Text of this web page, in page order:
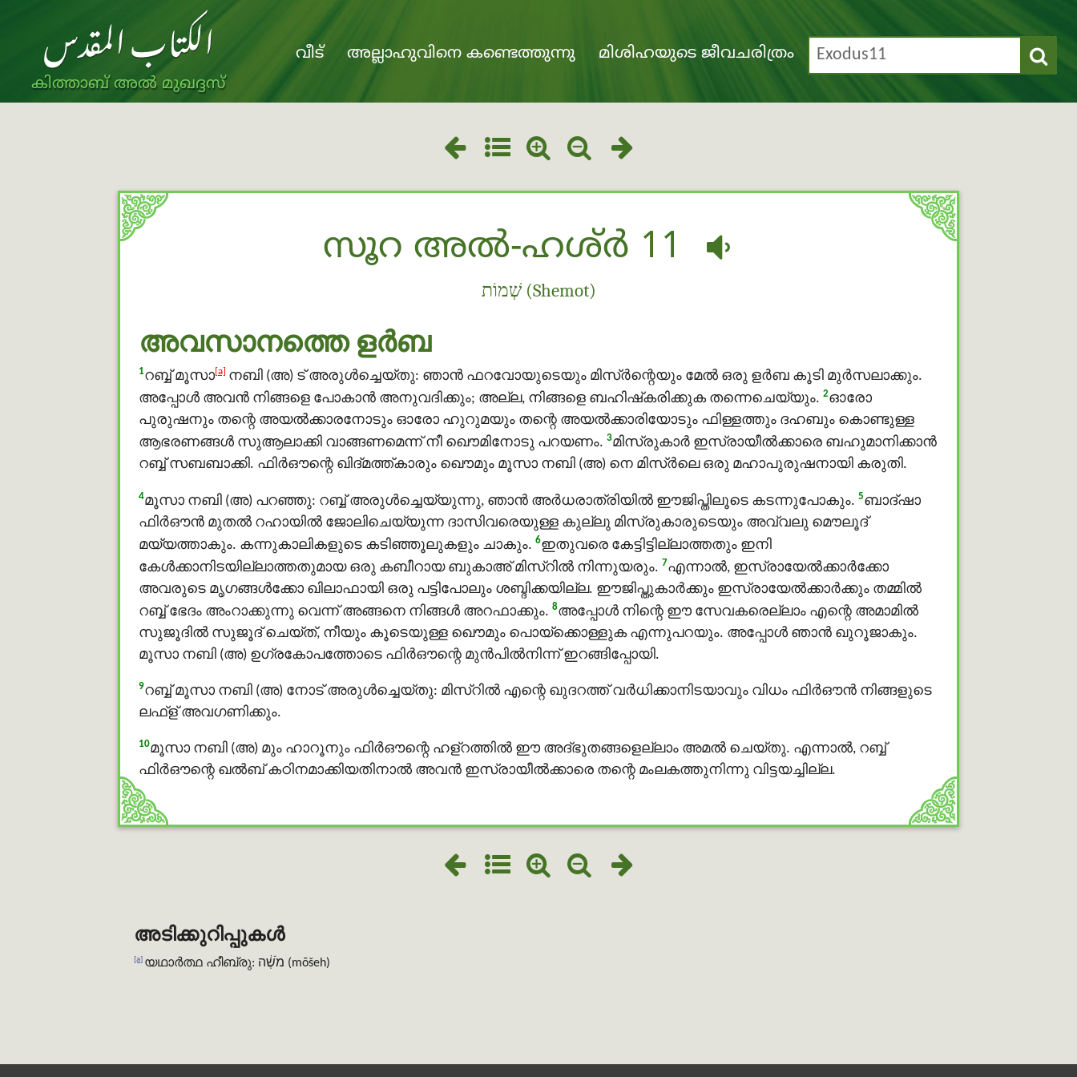
കിത്താബ് അൽ മുഖദ്ദസ്
വീട് അല്ലാഹുവിനെ കണ്ടെത്തുന്നു മിശിഹയുടെ ജീവചരിത്രം
സൂറ അൽ-ഹശ്ർ 11
שְׁמוֹת (Shemot)
അവസാനത്തെ ളർബ
1റബ്ബ് മൂസാ[a]
നബി (അ) ട് അരുൾച്ചെയ്തു: ഞാന്‍ ഫറവോയുടെയും മിസ്ർന്റെയും മേല്‍ ഒരു ളർബ കൂടി മുർസലാക്കും.
അപ്പോള്‍ അവന്‍ നിങ്ങളെ പോകാന്‍ അനുവദിക്കും; അല്ല, നിങ്ങളെ ബഹിഷ്‌കരിക്കുക തന്നെചെയ്യും. 2ഓരോ
പുരുഷനും തന്റെ അയല്‍ക്കാരനോടും ഓരോ ഹുറുമയും തന്റെ അയല്‍ക്കാരിയോടും ഫിള്ളത്തും ദഹബും കൊണ്ടുള്ള
ആഭരണങ്ങള്‍ സുആലാക്കി വാങ്ങണമെന്ന് നീ ഖൌമിനോടു പറയണം. 3മിസ്രുകാര്‍ ഇസ്രായീല്‍ക്കാരെ ബഹുമാനിക്കാന്‍
റബ്ബ് സബബാക്കി. ഫിർഔന്റെ ഖിദ്മത്ത്കാരും ഖൌമും മൂസാ നബി (അ) നെ മിസ്ർലെ ഒരു മഹാപുരുഷനായി കരുതി.
4മൂസാ നബി (അ) പറഞ്ഞു: റബ്ബ് അരുൾച്ചെയ്യുന്നു, ഞാന്‍ അര്‍ധരാത്രിയില്‍ ഈജിപ്തിലൂടെ കടന്നുപോകും. 5ബാദ്ഷാ
ഫിർഔൻ മുതല്‍ റഹായില്‍ ജോലിചെയ്യുന്ന ദാസിവരെയുള്ള കുല്ലു മിസ്രുകാരുടെയും അവ്വലു മൌലൂദ്
മയ്യത്താകും. കന്നുകാലികളുടെ കടിഞ്ഞൂലുകളും ചാകും. 6ഇതുവരെ കേട്ടിട്ടില്ലാത്തതും ഇനി
കേള്‍ക്കാനിടയില്ലാത്തതുമായ ഒരു കബീറായ ബുകാഅ് മിസ്റില്‍ നിന്നുയരും. 7എന്നാല്‍, ഇസ്രായേല്‍ക്കാര്‍ക്കോ
അവരുടെ മൃഗങ്ങള്‍ക്കോ ഖിലാഫായി ഒരു പട്ടിപോലും ശബ്ദിക്കയില്ല. ഈജിപ്തുകാര്‍ക്കും ഇസ്രായേല്‍ക്കാര്‍ക്കും തമ്മില്‍
റബ്ബ് ഭേദം അംറാക്കുന്നു വെന്ന് അങ്ങനെ നിങ്ങള്‍ അറഫാക്കും. 8അപ്പോള്‍ നിന്റെ ഈ സേവകരെല്ലാം എന്റെ അമാമിൽ
സുജൂദിൽ സുജൂദ് ചെയ്ത്, നീയും കൂടെയുള്ള ഖൌമും പൊയ്‌ക്കൊള്ളുക എന്നുപറയും. അപ്പോള്‍ ഞാന്‍ ഖുറൂജാകും.
മൂസാ നബി (അ) ഉഗ്രകോപത്തോടെ ഫിർഔന്റെ മുന്‍പില്‍നിന്ന് ഇറങ്ങിപ്പോയി.
9റബ്ബ് മൂസാ നബി (അ) നോട് അരുൾച്ചെയ്തു: മിസ്റില്‍ എന്റെ ഖുദറത്ത് വര്‍ധിക്കാനിടയാവും വിധം ഫിർഔൻ നിങ്ങളുടെ
ലഫ്ള് അവഗണിക്കും.
10മൂസാ നബി (അ) മും ഹാറൂനും ഫിർഔന്റെ ഹള്റത്തിൽ ഈ അദ്ഭുതങ്ങളെല്ലാം അമൽ ചെയ്തു. എന്നാല്‍, റബ്ബ്
ഫിർഔന്റെ ഖൽബ് കഠിനമാക്കിയതിനാല്‍ അവന്‍ ഇസ്രായീല്‍ക്കാരെ തന്റെ മംലകത്തുനിന്നു വിട്ടയച്ചില്ല.
അടിക്കുറിപ്പുകൾ
[a] യഥാർത്ഥ ഹീബ്രു: מֹשֶׁ֔ה (mōšeh)